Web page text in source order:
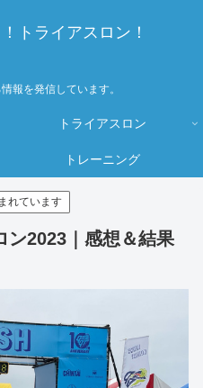
トライアスロン！
報を発信しています。
トライアスロン
トレーニング
れています
ン2023｜感想＆結果